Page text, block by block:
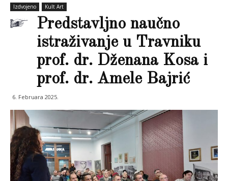
Izdvojeno Kult Art
Predstavljno naučno
istraživanje u Travniku
prof. dr. Dženana Kosa i
prof. dr. Amele Bajrić
6. Februara 2025.